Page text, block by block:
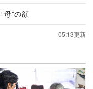
母”の顔
05:13更新